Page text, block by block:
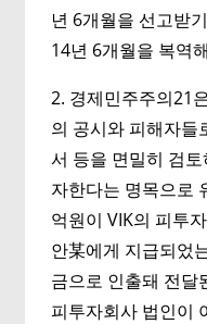
년 6개월을 선고받
14년 6개월을 복역
2. 경제민주주의21
의 공시와 피해자들
서 등을 면밀히 검
자한다는 명목으로
억원이 VIK의 피투
안某에게 지급되었
금으로 인출돼 전달
피투자회사 법인이